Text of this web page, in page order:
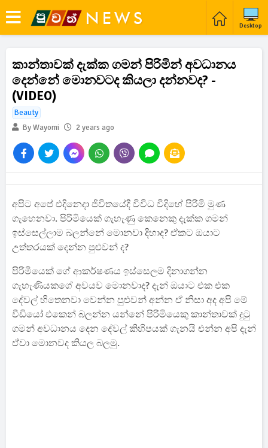
Desktop
කාන්තාවක් දැක්ක ගමන් පිරිමින් අවධානය
දෙන්නේ මොනවටද කියලා දන්නවද? -
(VIDEO)
Beauty
By Wayomi
2 years ago
අපිට අපේ එදිනෙදා ජීවිතයේදී විවිධ විදිහේ පිරිමි මුණ
ගැහෙනවා. පිරිමියෙක් ගැහැණු කෙනෙකු දැක්ක ගමන්
ඉස්සෙල්ලාම බලන්නේ මොනවා දිහාද? ඒකට ඔයාට
උත්තරයක් දෙන්න පුළුවන් ද?
පිරිමියෙක් ගේ ආකර්ෂණය ඉස්සෙලම දිනාගන්න
ගැහැණියකගේ අවයව මොනවාද? දැන් ඔයාට එක එක
දේවල් හිතෙනවා වෙන්න පුළුවන් අන්න ඒ නිසා අද අපි මේ
වීඩියෝ එකෙන් බලන්න යන්නේ පිරිමියෙකු කාන්තාවක් දුටු
ගමන් අවධානය දෙන දේවල් කිහිපයක් ගැනයි එන්න අපි දැන්
ඒවා මොනවද කියල බලමු.